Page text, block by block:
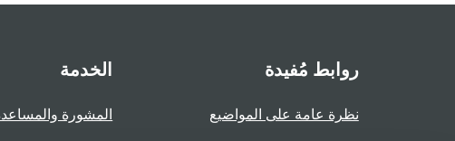
روابط مُفيدة
نظرة عامة على المواضيع
الخدمة
المشورة